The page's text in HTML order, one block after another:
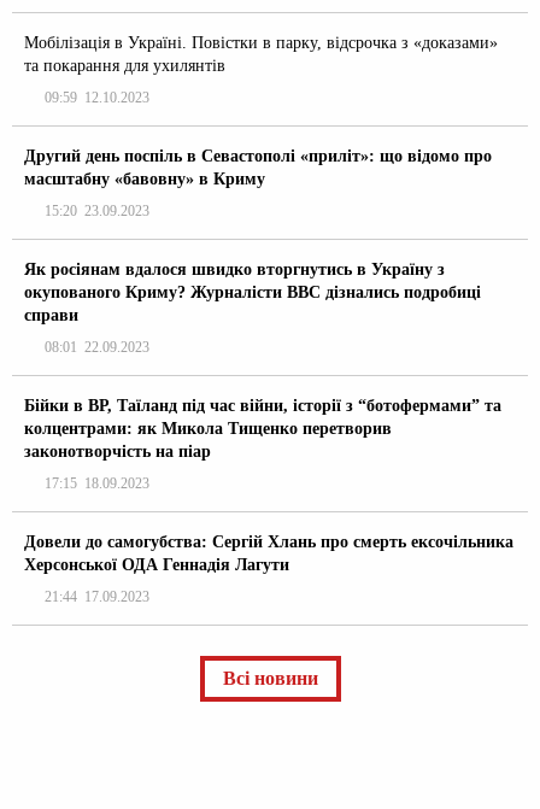
Мобілізація в Україні. Повістки в парку, відсрочка з «доказами»
та покарання для ухилянтів
09:59 12.10.2023
Другий день поспіль в Севастополі «приліт»: що відомо про
масштабну «бавовну» в Криму
15:20 23.09.2023
Як росіянам вдалося швидко вторгнутись в Україну з
окупованого Криму? Журналісти ВВС дізнались подробиці
справи
08:01 22.09.2023
Бійки в ВР, Таїланд під час війни, історії з “ботофермами” та
колцентрами: як Микола Тищенко перетворив
законотворчість на піар
17:15 18.09.2023
Довели до самогубства: Сергій Хлань про смерть ексочільника
Херсонської ОДА Геннадія Лагути
21:44 17.09.2023
Всі новини